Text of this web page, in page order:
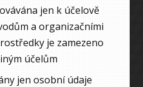
jen k účelově
a organizačními
je zamezeno
účelům
jen osobní údaje